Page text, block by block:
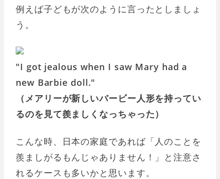
例えば子どもが次のように言ったとしましょ
う。
"I got jealous when I saw Mary had a
new Barbie doll."
（メアリーが新しいバービー人形を持ってい
るのを見て羨ましくなっちゃった）
こんな時、日本の家庭であれば「人のことを
羨ましがるもんじゃありません！」と注意さ
れるケースも多いかと思います。